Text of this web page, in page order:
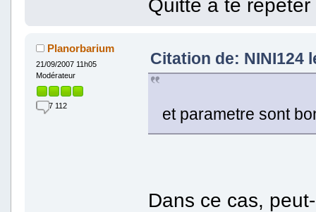
Quitte à te répéter
Planorbarium
21/09/2007 11h05
Modérateur
7 112
Citation de: NINI124
et parametre sont
Dans ce cas,